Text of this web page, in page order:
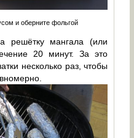
и оберните фольгой
решётку мангала (или
20 минут. За это
несколько раз, чтобы